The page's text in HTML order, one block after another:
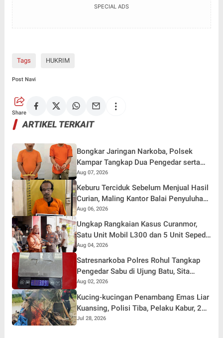
SPECIAL ADS
Tags HUKRIM
Post Navi
Share
ARTIKEL TERKAIT
Bongkar Jaringan Narkoba, Polsek
Kampar Tangkap Dua Pengedar serta
Amankan Sabu dan Ekstasi
Aug 07, 2026
Keburu Terciduk Sebelum Menjual Hasil
Curian, Maling Kantor Balai Penyuluhan
Kampar Diringkus
Aug 06, 2026
Ungkap Rangkaian Kasus Curanmor,
Satu Unit Mobil L300 dan 5 Unit Sepeda
Motor Dikembalikan
Aug 04, 2026
Satresnarkoba Polres Rohul Tangkap
Pengedar Sabu di Ujung Batu, Sita
Barang Bukti 3,89 Gram
Aug 02, 2026
Kucing-kucingan Penambang Emas Liar
Kuansing, Polisi Tiba, Pelaku Kabur, 2
Rakit Dompeng Ludes Dibakar
Jul 28, 2026